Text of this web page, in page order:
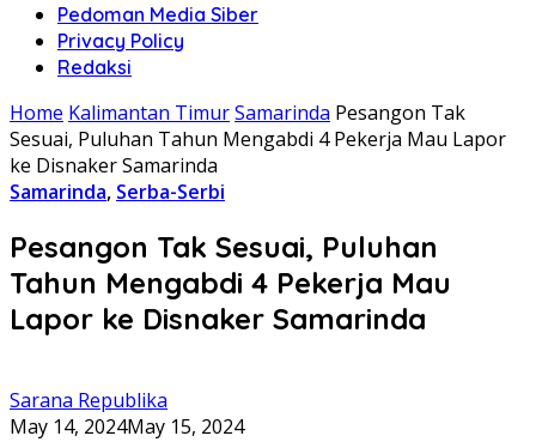
Pedoman Media Siber
Privacy Policy
Redaksi
Home Kalimantan TimurSamarinda Pesangon Tak
Sesuai, Puluhan Tahun Mengabdi 4 Pekerja Mau Lapor
ke Disnaker Samarinda
Samarinda, Serba-Serbi
Pesangon Tak Sesuai, Puluhan
Tahun Mengabdi 4 Pekerja Mau
Lapor ke Disnaker Samarinda
Sarana Republika
May 14, 2024May 15, 2024